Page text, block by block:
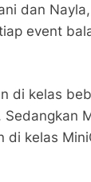
dan
event
di kelas
kelas